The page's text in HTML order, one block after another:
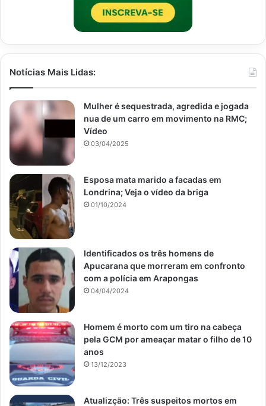
Notícias Mais Lidas:
Mulher é sequestrada, agredida e jogada
nua de um carro em movimento na RMC;
Vídeo
03/04/2025
Esposa mata marido a facadas em
Londrina; Veja o vídeo da briga
01/10/2024
Identificados os três homens de
Apucarana que morreram em confronto
com a polícia em Arapongas
04/04/2024
Homem é morto com um tiro na cabeça
pela GCM por ameaçar matar o filho de 10
anos
13/12/2023
Atualizção: Três suspeitos mortos em